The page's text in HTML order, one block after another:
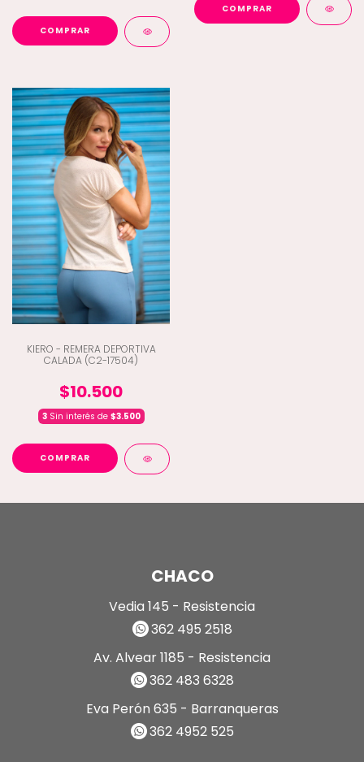
COMPRAR
COMPRAR
KIERO - REMERA DEPORTIVA
CALADA (C2-17504)
$10.500
3Sin interés de $3.500
COMPRAR
CHACO
Vedia 145 - Resistencia
362 495 2518
Av. Alvear 1185 - Resistencia
362 483 6328
Eva Perón 635 - Barranqueras
362 4952 525